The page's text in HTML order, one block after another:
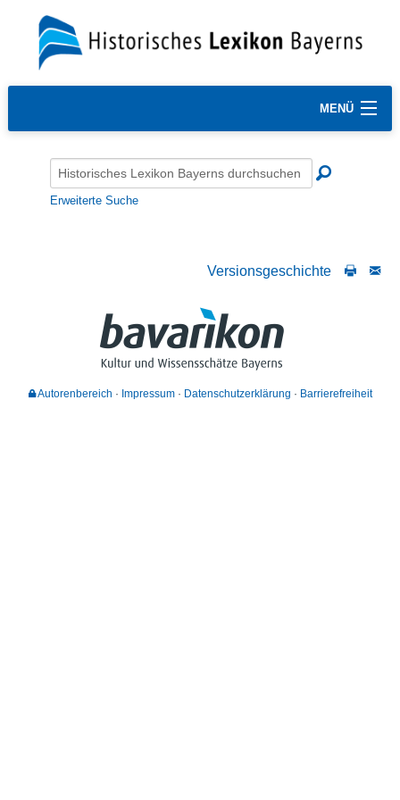
MENÜ
Erweiterte Suche
Versionsgeschichte
Autorenbereich Impressum Datenschutzerklärung Barrierefreiheit